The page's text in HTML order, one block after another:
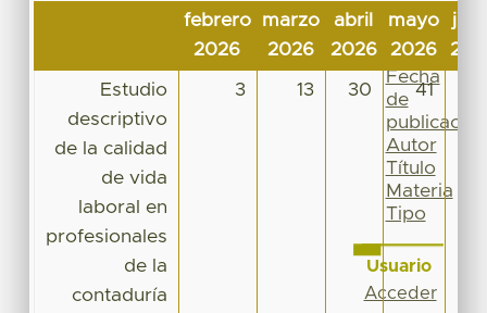
febrero
2026
marzo
2026
abril
2026
mayo
2026
Estudio
descriptivo
de la calidad
de vida
laboral en
profesionales
de la
contaduría
3 13 30 41
Tipo
colección
Fecha
de
publicación
Autor
Título
Materia
Tipo
Usuario
Acceder